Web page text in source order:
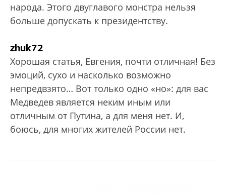
народа. Этого двуглавого монстра нельзя
больше допускать к президентству.
zhuk72
Хорошая статья, Евгения, почти отличная! Без
эмоций, сухо и насколько возможно
непредвзято… Вот только одно «но»: для вас
Медведев является неким иным или
отличным от Путина, а для меня нет. И,
боюсь, для многих жителей России нет.